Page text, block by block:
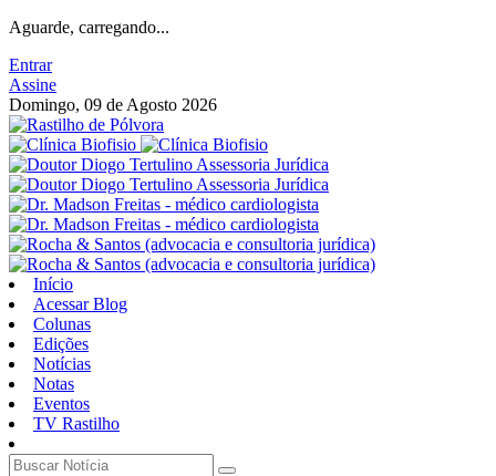
Aguarde, carregando...
Entrar
Assine
Domingo, 09 de Agosto 2026
Início
Acessar Blog
Colunas
Edições
Notícias
Notas
Eventos
TV Rastilho